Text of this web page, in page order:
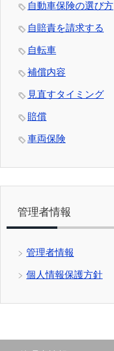
自動車保険の選び方
自賠責を請求する
自転車
補償内容
見直すタイミング
賠償
車両保険
管理者情報
管理者情報
個人情報保護方針